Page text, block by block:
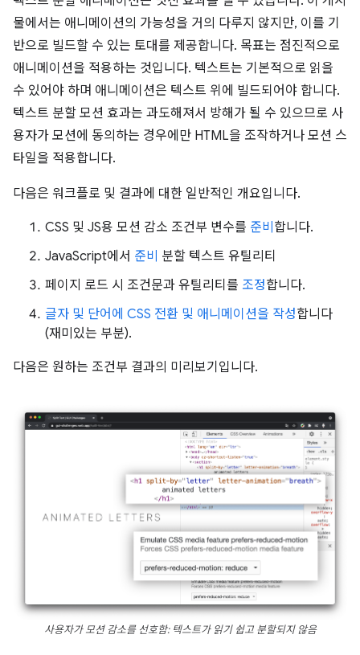
물에서는 애니메이션의 가능성을 거의 다루지 않지만, 이를 기
반으로 빌드할 수 있는 토대를 제공합니다. 목표는 점진적으로
애니메이션을 적용하는 것입니다. 텍스트는 기본적으로 읽을
수 있어야 하며 애니메이션은 텍스트 위에 빌드되어야 합니다.
텍스트 분할 모션 효과는 과도해져서 방해가 될 수 있으므로 사
용자가 모션에 동의하는 경우에만 HTML을 조작하거나 모션 스
타일을 적용합니다.
다음은 워크플로 및 결과에 대한 일반적인 개요입니다.
CSS 및 JS용 모션 감소 조건부 변수를 준비 합니다.
JavaScript에서 준비 분할 텍스트 유틸리티
페이지 로드 시 조건문과 유틸리티를 조정합니다.
글자 및 단어에 CSS 전환 및 애니메이션을 작성합니다
(재미있는 부분).
다음은 원하는 조건부 결과의 미리보기입니다.
사용자가 모션 감소를 선호함: 텍스트가 읽기 쉽고 분할되지 않음